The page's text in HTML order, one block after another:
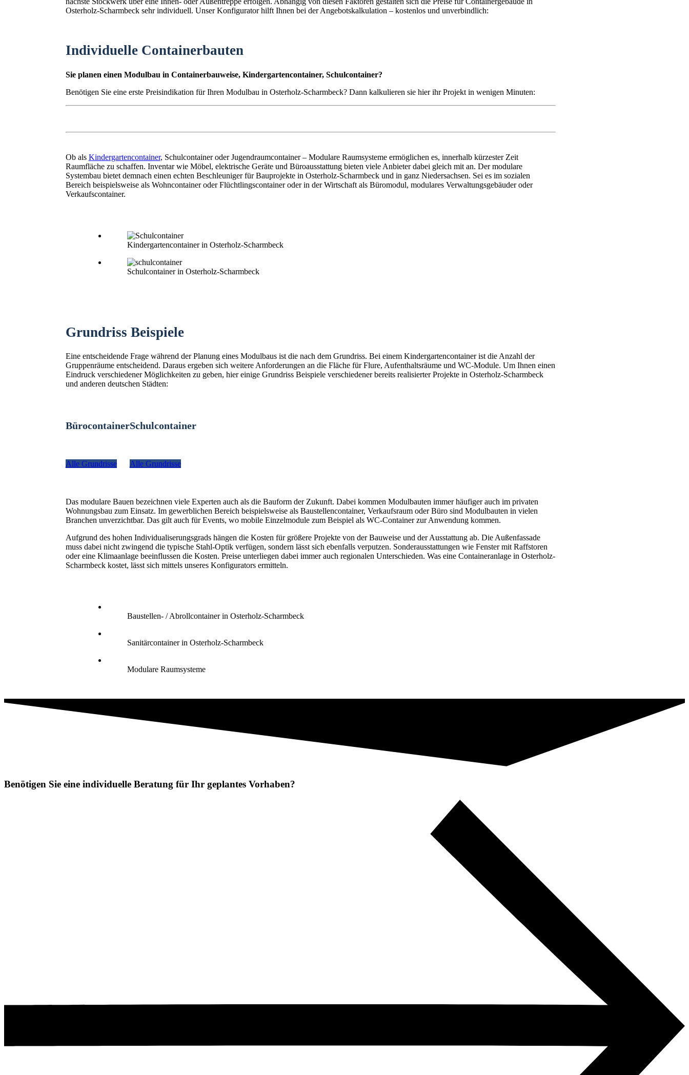
Osterholz-Scharmbeck sehr individuell. Unser Konfigurator hilft Ihnen bei der Angebotskalkulation – kostenlos und unverbindlich:
Individuelle Containerbauten
Sie planen einen Modulbau in Containerbauweise, Kindergartencontainer, Schulcontainer?
Benötigen Sie eine erste Preisindikation für Ihren Modulbau in Osterholz-Scharmbeck? Dann kalkulieren sie hier ihr Projekt in wenigen Minuten:
Ob als Kindergartencontainer, Schulcontainer oder Jugendraumcontainer – Modulare Raumsysteme ermöglichen es, innerhalb kürzester Zeit
Raumfläche zu schaffen. Inventar wie Möbel, elektrische Geräte und Büroausstattung bieten viele Anbieter dabei gleich mit an. Der modulare
Systembau bietet demnach einen echten Beschleuniger für Bauprojekte in Osterholz-Scharmbeck und in ganz Niedersachsen. Sei es im sozialen
Bereich beispielsweise als Wohncontainer oder Flüchtlingscontainer oder in der Wirtschaft als Büromodul, modulares Verwaltungsgebäuder oder
Verkaufscontainer.
Kindergartencontainer in Osterholz-Scharmbeck
Schulcontainer in Osterholz-Scharmbeck
Grundriss Beispiele
Eine entscheidende Frage während der Planung eines Modulbaus ist die nach dem Grundriss. Bei einem Kindergartencontainer ist die Anzahl der
Gruppenräume entscheidend. Daraus ergeben sich weitere Anforderungen an die Fläche für Flure, Aufenthaltsräume und WC-Module. Um Ihnen einen
Eindruck verschiedener Möglichkeiten zu geben, hier einige Grundriss Beispiele verschiedener bereits realisierter Projekte in Osterholz-Scharmbeck
und anderen deutschen Städten:
Bürocontainer
Alle Grundrisse
Schulcontainer
Alle Grundrisse
Das modulare Bauen bezeichnen viele Experten auch als die Bauform der Zukunft. Dabei kommen Modulbauten immer häufiger auch im privaten
Wohnungsbau zum Einsatz. Im gewerblichen Bereich beispielsweise als Baustellencontainer, Verkaufsraum oder Büro sind Modulbauten in vielen
Branchen unverzichtbar. Das gilt auch für Events, wo mobile Einzelmodule zum Beispiel als WC-Container zur Anwendung kommen.
Aufgrund des hohen Individualiserungsgrads hängen die Kosten für größere Projekte von der Bauweise und der Ausstattung ab. Die Außenfassade
muss dabei nicht zwingend die typische Stahl-Optik verfügen, sondern lässt sich ebenfalls verputzen. Sonderausstattungen wie Fenster mit Raffstoren
oder eine Klimaanlage beeinflussen die Kosten. Preise unterliegen dabei immer auch regionalen Unterschieden. Was eine Containeranlage in Osterholz-
Scharmbeck kostet, lässt sich mittels unseres Konfigurators ermitteln.
Baustellen- / Abrollcontainer in Osterholz-Scharmbeck
Sanitärcontainer in Osterholz-Scharmbeck
Modulare Raumsysteme
Benötigen Sie eine individuelle Beratung für Ihr geplantes Vorhaben?